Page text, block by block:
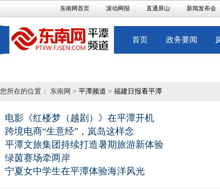
东南网首页 滚动网报 直通屏山 新闻发布会
首页 政务要闻
您所在的位置： 东南网 > 平潭频道 > 福建日报看平潭
电影《红楼梦（越剧）》在平潭开机
跨境电商“生意经”，岚岛这样念
平潭文旅集团持续打造暑期旅游新体验
绿茵赛场牵两岸
宁夏女中学生在平潭体验海洋风光